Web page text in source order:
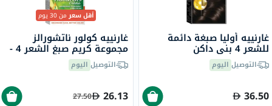
غارنييه أوليا صبغة دائمة
للشعر 4 بني داكن
التوصيل اليوم
36.50
أقل سعرمن 30 يوم
غارنييه كولور ناتشورالز
مجموعة كريم صبغ الشعر 4 -
بنيالتوصيل اليوم
26.13
27.50